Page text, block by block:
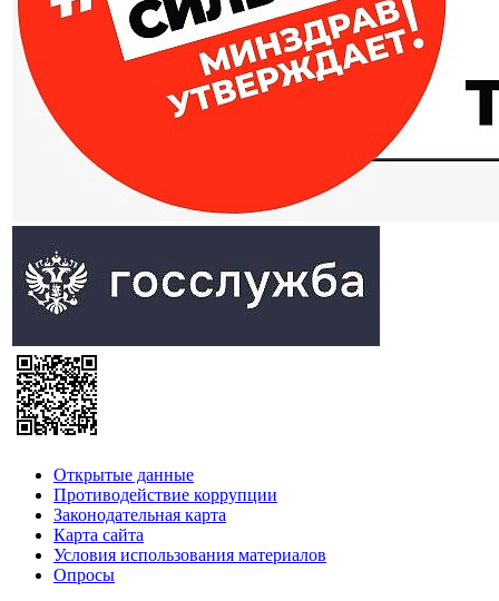
Открытые данные
Противодействие коррупции
Законодательная карта
Карта сайта
Условия использования материалов
Опросы